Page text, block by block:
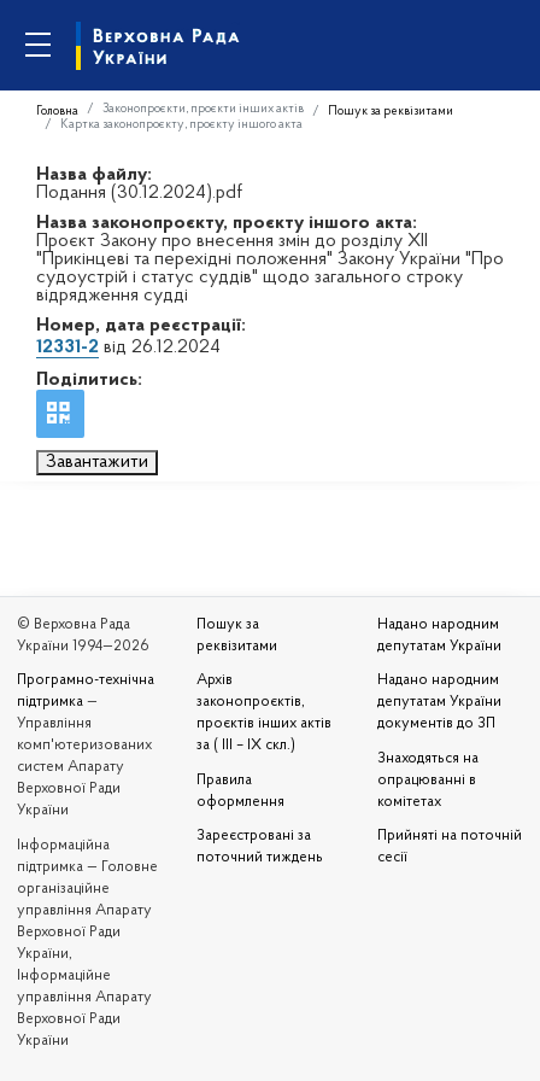
Головна Законопроєкти, проєкти інших актів
Пошук за реквізитами
Картка законопроєкту, проєкту іншого акта
Назва файлу:
Подання (30.12.2024).pdf
Назва законопроєкту, проєкту іншого акта:
Проєкт Закону про внесення змін до розділу XII
"Прикінцеві та перехідні положення" Закону України "Про
судоустрій і статус суддів" щодо загального строку
відрядження судді
Номер, дата реєстрації:
12331-2 від 26.12.2024
Поділитись:
Завантажити
© Верховна Рада
України 1994—2026
Програмно-технічна
підтримка —
Управління
комп'ютеризованих
систем Апарату
Верховної Ради
України
Iнформаційна
підтримка — Головне
організаційне
управління Апарату
Верховної Ради
України,
Інформаційне
управління Апарату
Верховної Ради
України
Пошук за
реквізитами
Архів
законопроєктів,
проєктів інших актів
за ( III – IX скл.)
Правила
оформлення
Зареєстровані за
поточний тиждень
Надано народним
депутатам України
Надано народним
депутатам України
документів до ЗП
Знаходяться на
опрацюванні в
комітетах
Прийняті на поточній
сесії